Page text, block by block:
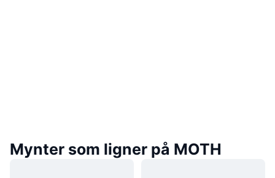
Mynter som ligner på MOTH